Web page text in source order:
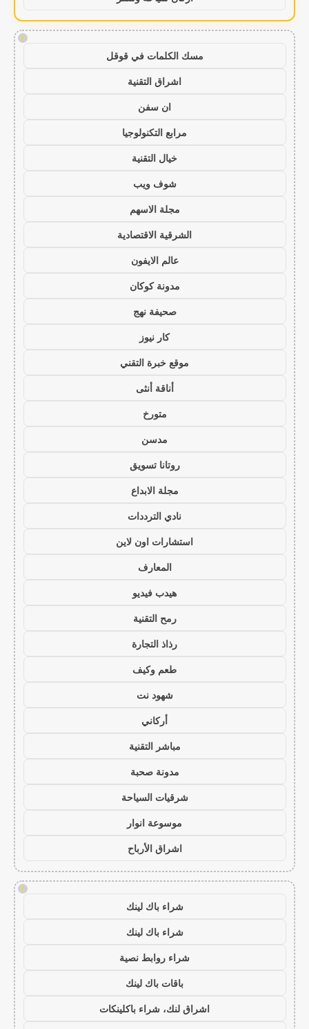
!
مسك الكلمات في قوقل
اشراق التقنية
ان سفن
مرابع التكنولوجيا
خيال التقنية
شوف ويب
مجلة الاسهم
الشرقية الاقتصادية
عالم الايفون
مدونة كوكان
صحيفة نهج
كار نيوز
موقع خبرة التقني
أناقة أنثى
متورخ
مدسن
روتانا تسويق
مجلة الابداع
نادي الترددات
استشارات اون لاين
المعارف
هيدب فيديو
رمح التقنية
رذاذ التجارة
طعم وكيف
شهود نت
أركاني
مباشر التقنية
مدونة صحبة
شرقيات السياحة
موسوعة انوار
اشراق الأرباح
!
شراء باك لينك
شراء باك لينك
شراء روابط نصية
باقات باك لينك
اشراق لنك، شراء باكلينكات